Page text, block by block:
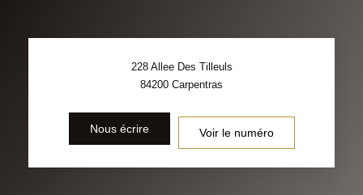
228 Allee Des Tilleuls
84200 Carpentras
Nous écrire Voir le numéro